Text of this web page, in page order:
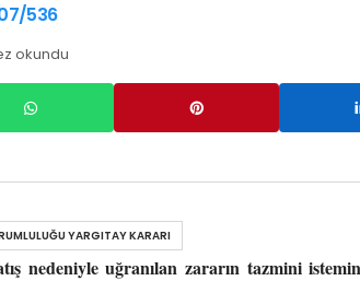
536
okundu
nedeniyle uğranılan zararın tazmini
YARGITAY KARARI